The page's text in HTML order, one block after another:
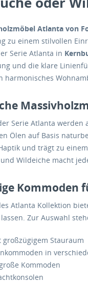
Atlanta von
zu einem stilvollen
Serie Atlanta in
und die klare
harmonisches
Serie Atlanta
Ölen auf Basis
und trägt zu
Wildeiche macht
Kommoden
Atlanta Kollektion
Zur Auswahl
großzügigem Stauraum
in
Kommoden